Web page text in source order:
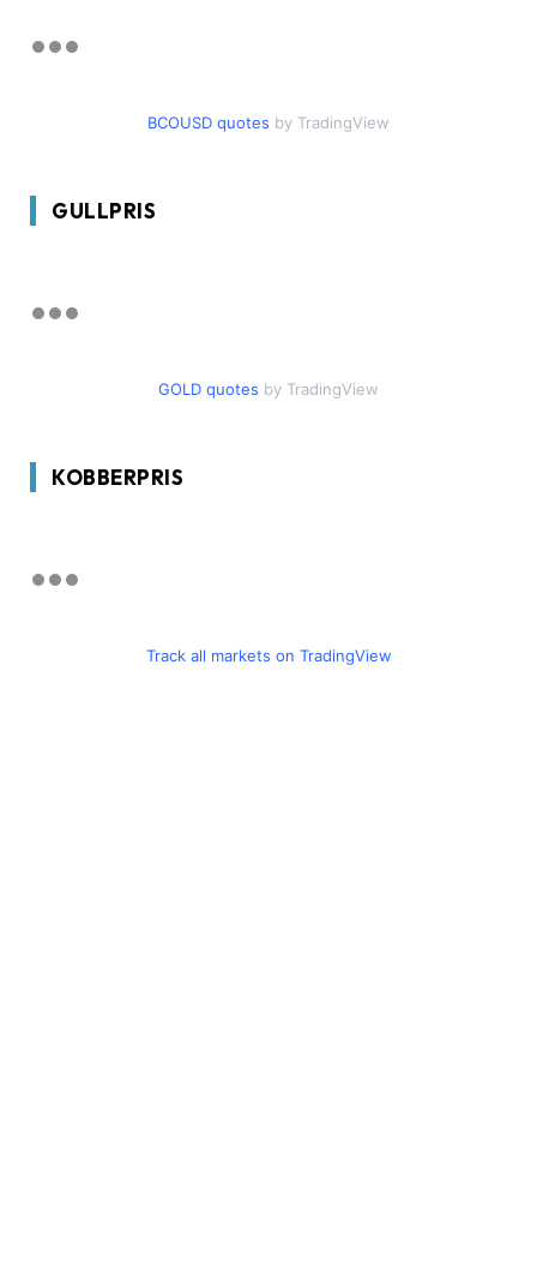
BCOUSD quotes by TradingView
GULLPRIS
GOLD quotes by TradingView
KOBBERPRIS
Track all markets on TradingView